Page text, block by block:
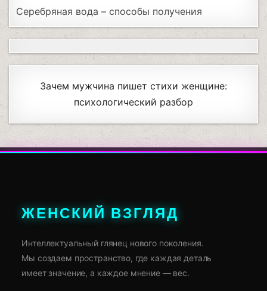
Серебряная вода – способы получения
Зачем мужчина пишет стихи женщине:
психологический разбор
ЖЕНСКИЙ ВЗГЛЯД
Интеллектуальный глянец нового поколения.
Мы создаем пространство, где каждая деталь
имеет значение, а каждое мнение — вес.